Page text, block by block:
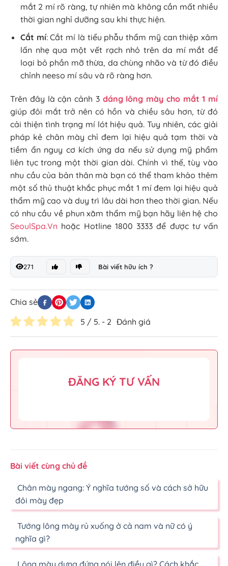
mắt 2 mí rõ ràng, tự nhiên mà không cần mất nhiều
thời gian nghỉ dưỡng sau khi thực hiện.
Cắt mí: Cắt mí là tiểu phẫu thẩm mỹ can thiệp xâm
lấn nhẹ qua một vết rạch nhỏ trên da mí mắt để
loại bỏ phần mỡ thừa, da chùng nhão và từ đó điều
chỉnh neeso mí sâu và rõ ràng hơn.
Trên đây là cận cảnh 3 dáng lông mày cho mắt 1 mí
giúp đôi mắt trở nên có hồn và chiều sâu hơn, từ đó
cải thiện tình trạng mí lót hiệu quả. Tuy nhiên, các giải
pháp kẻ chân mày chỉ đem lại hiệu quả tạm thời và
tiềm ẩn nguy cơ kích ứng da nếu sử dụng mỹ phẩm
liên tục trong một thời gian dài. Chính vì thế, tùy vào
nhu cầu của bản thân mà bạn có thể tham khảo thêm
một số thủ thuật khắc phục mắt 1 mí đem lại hiệu quả
thẩm mỹ cao và duy trì lâu dài hơn theo thời gian. Nếu
có nhu cầu về phun xăm thẩm mỹ bạn hãy liên hệ cho
SeoulSpa.Vn hoặc Hotline 1800 3333 để được tư vấn
sớm.
271 Bài viết hữu ích ?
Chia sẻ
Đánh giá
5 / 5. - 2
ĐĂNG KÝ TƯ VẤN
Bài viết cùng chủ đề
Chân mày ngang: Ý nghĩa tướng số và cách sở hữu
đôi mày đẹp
Tướng lông mày rủ xuống ở cả nam và nữ có ý
nghĩa gì?
Lông mày dựng đứng nói lên điều gì? Cách khắc